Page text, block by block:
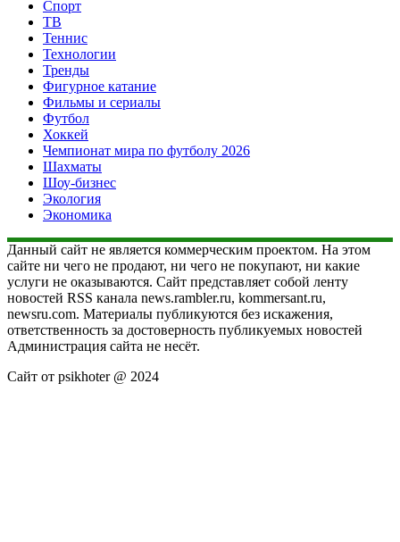
Спорт
ТВ
Теннис
Технологии
Тренды
Фигурное катание
Фильмы и сериалы
Футбол
Хоккей
Чемпионат мира по футболу 2026
Шахматы
Шоу-бизнес
Экология
Экономика
Данный сайт не является коммерческим проектом. На этом
сайте ни чего не продают, ни чего не покупают, ни какие
услуги не оказываются. Сайт представляет собой ленту
новостей RSS канала news.rambler.ru, kommersant.ru,
newsru.com. Материалы публикуются без искажения,
ответственность за достоверность публикуемых новостей
Администрация сайта не несёт.
Сайт от psikhoter @ 2024